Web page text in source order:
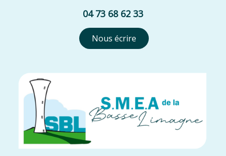
04 73 68 62 33
Nous écrire